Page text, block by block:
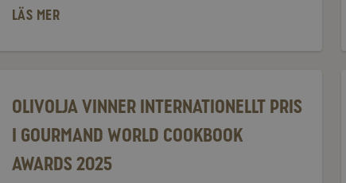
LÄS MER
internationellt
pris
Gourmand
Cookbook
Olivolja vinner internationellt pris
i Gourmand World Cookbook
Awards 2025